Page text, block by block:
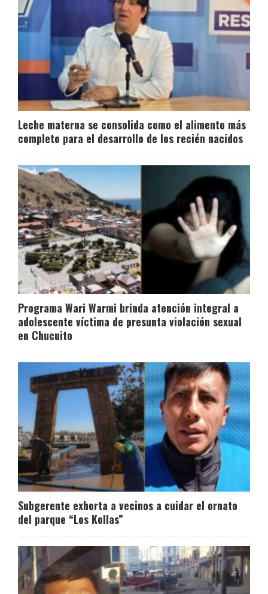
Leche materna se consolida como el alimento más
completo para el desarrollo de los recién nacidos
Programa Wari Warmi brinda atención integral a
adolescente víctima de presunta violación sexual
en Chucuito
Subgerente exhorta a vecinos a cuidar el ornato
del parque “Los Kollas”